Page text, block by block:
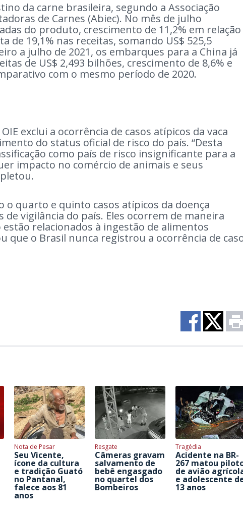
da carne brasileira, segundo a Associação
de Carnes (Abiec). No mês de julho
do produto, crescimento de 11,2% em relação
de 19,1% nas receitas, somando US$ 525,5
a julho de 2021, os embarques para a China já
de US$ 2,493 bilhões, crescimento de 8,6% e
com o mesmo período de 2020.
exclui a ocorrência de casos atípicos da vaca
do status oficial de risco do país. “Desta
como país de risco insignificante para a
impacto no comércio de animais e seus
o quarto e quinto casos atípicos da doença
de vigilância do país. Eles ocorrem de maneira
relacionados à ingestão de alimentos
que o Brasil nunca registrou a ocorrência de
Nota de Pesar
Seu Vicente,
ícone da cultura
e tradição Guató
no Pantanal,
falece aos 81
anos
Resgate
Câmeras gravam
salvamento de
bebê engasgado
no quartel dos
Bombeiros
Tragédia
Acidente na BR-
267 matou
de avião
e adolescente
13 anos